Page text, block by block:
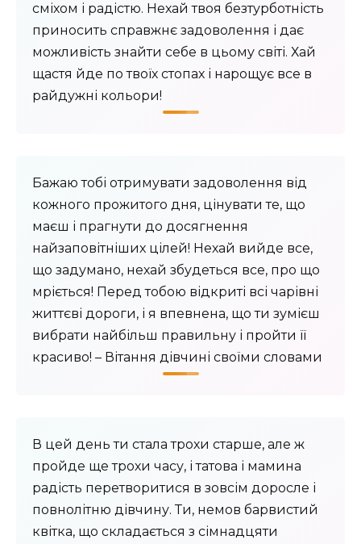
сміхом і радістю. Нехай твоя безтурботність
приносить справжнє задоволення і дає
можливість знайти себе в цьому світі. Хай
щастя йде по твоїх стопах і нарощує все в
райдужні кольори!
Бажаю тобі отримувати задоволення від
кожного прожитого дня, цінувати те, що
маєш і прагнути до досягнення
найзаповітніших цілей! Нехай вийде все,
що задумано, нехай збудеться все, про що
мріється! Перед тобою відкриті всі чарівні
життєві дороги, і я впевнена, що ти зумієш
вибрати найбільш правильну і пройти її
красиво! – Вітання дівчині своїми словами
В цей день ти стала трохи старше, але ж
пройде ще трохи часу, і татова і мамина
радість перетворитися в зовсім доросле і
повнолітню дівчину. Ти, немов барвистий
квітка, що складається з сімнадцяти